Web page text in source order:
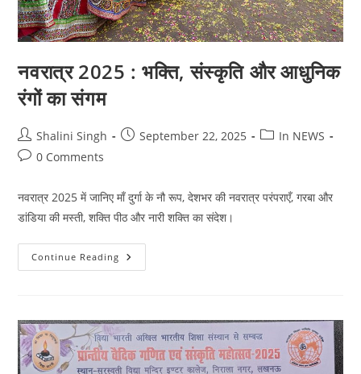
नवरात्र 2025 : भक्ति, संस्कृति और आधुनिक
रंगों का संगम
Post
author:
Shalini Singh
PostSeptember 22, 2025
PostIn NEWS
Post0 Comments
नवरात्र 2025 में जानिए माँ दुर्गा के नौ रूप, देशभर की नवरात्र परंपराएँ, गरबा और
डांडिया की मस्ती, शक्ति पीठ और नारी शक्ति का संदेश।
Continue Reading नवरात्र
2025
आधुनिक
रंगों
का
संगम